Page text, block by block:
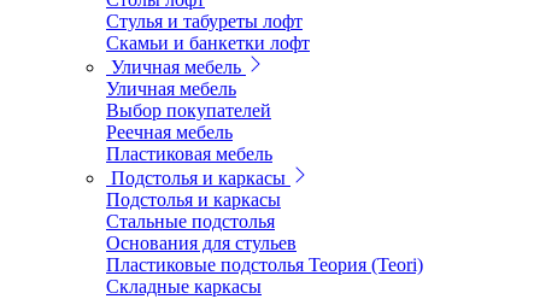
Стулья и табуреты лофт
Скамьи и банкетки лофт
Уличная мебель
Уличная мебель
Выбор покупателей
Реечная мебель
Пластиковая мебель
Подстолья и каркасы
Подстолья и каркасы
Стальные подстолья
Основания для стульев
Пластиковые подстолья Теория (Teori)
Складные каркасы